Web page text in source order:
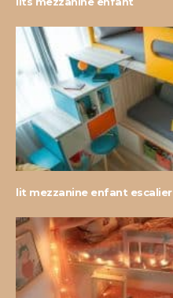
lit mezzanine enfant escalier